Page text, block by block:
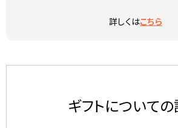
詳しくはこちら
ギフトについて